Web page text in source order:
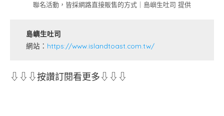
聯名活動，皆採網路直接販售的方式｜島嶼生吐司 提供
島嶼生吐司
網站： https://www.islandtoast.com.tw/
⇩⇩⇩按讚訂閱看更多⇩⇩⇩